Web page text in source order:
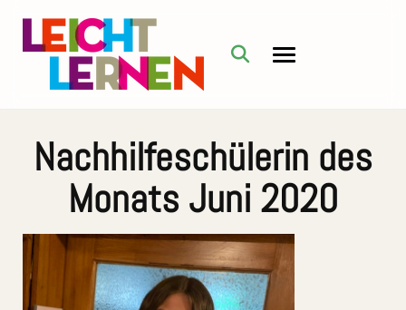
Nachhilfeschülerin des
Monats Juni 2020